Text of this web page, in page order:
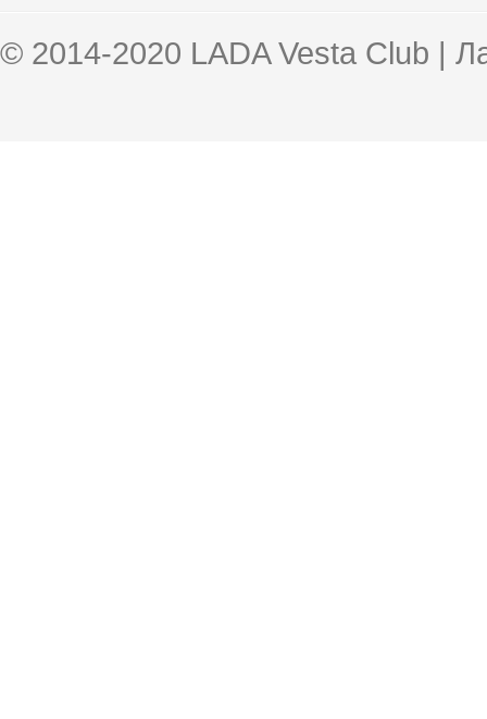
© 2014-2020 LADA Vesta Club |